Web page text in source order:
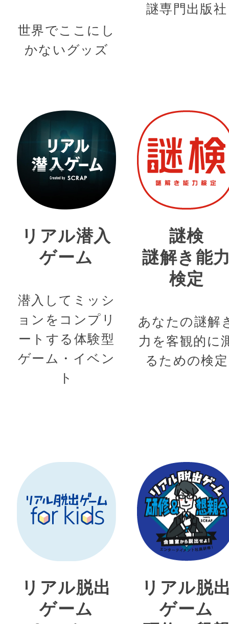
世界でここにし
かないグッズ
謎専門出版社
リアル潜入
ゲーム
潜入してミッシ
ョンをコンプリ
ートする体験型
ゲーム・イベン
ト
謎検
謎解き能
検定
あなたの謎解
力を客観的に
るための検定
リアル脱出
ゲーム
リアル脱
ゲーム